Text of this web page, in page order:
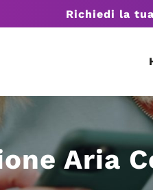
Richiedi la
Aria